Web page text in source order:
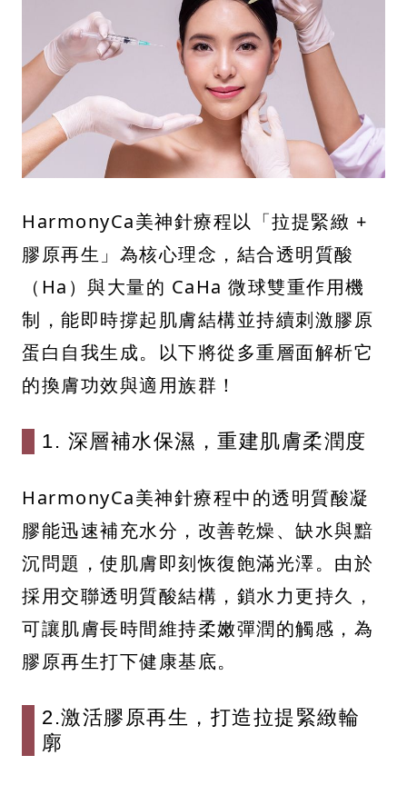
HarmonyCa美神針療程以「拉提緊緻 +
膠原再生」為核心理念，結合透明質酸
（Ha）與大量的 CaHa 微球雙重作用機
制，能即時撐起肌膚結構並持續刺激膠原
蛋白自我生成。以下將從多重層面解析它
的換膚功效與適用族群！
1. 深層補水保濕，重建肌膚柔潤度
HarmonyCa美神針療程中的透明質酸凝
膠能迅速補充水分，改善乾燥、缺水與黯
沉問題，使肌膚即刻恢復飽滿光澤。由於
採用交聯透明質酸結構，鎖水力更持久，
可讓肌膚長時間維持柔嫩彈潤的觸感，為
膠原再生打下健康基底。
2.激活膠原再生，打造拉提緊緻輪
廓